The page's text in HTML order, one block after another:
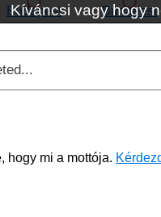
Kíváncsi vagy hogy
hogy mi a mottója.